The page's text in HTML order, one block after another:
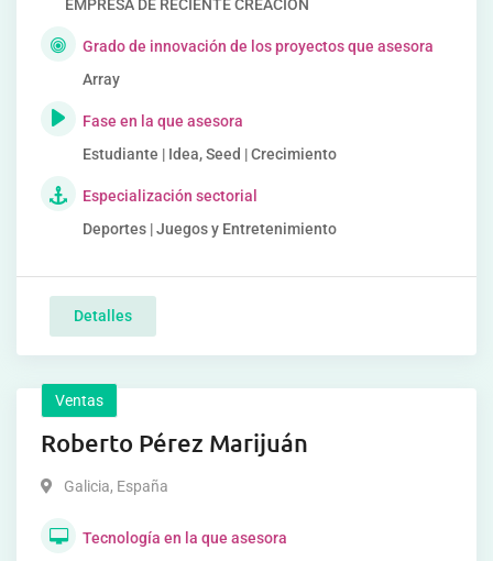
EMPRESA DE RECIENTE CREACIÓN
Grado de innovación de los proyectos que asesora
Array
Fase en la que asesora
Estudiante | Idea, Seed | Crecimiento
Especialización sectorial
Deportes | Juegos y Entretenimiento
Detalles
Ventas
Roberto Pérez Marijuán
Galicia, España
Tecnología en la que asesora